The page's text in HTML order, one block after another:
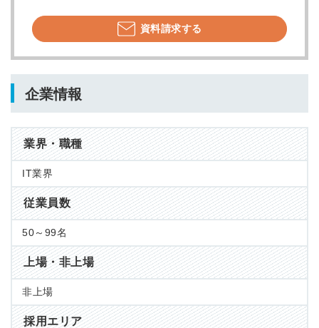
資料請求する
企業情報
業界・職種
IT業界
従業員数
50～99名
上場・非上場
非上場
採用エリア